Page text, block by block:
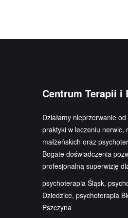
Centrum Terapii i
Działamy nieprzerwanie
praktyki w leczeniu nerwic,
małżeńskich oraz
Bogate doświadczenia
profesjonalną superwizję
psychoterapia Śląsk,
Dziedzice, psychoterapia
Pszczyna